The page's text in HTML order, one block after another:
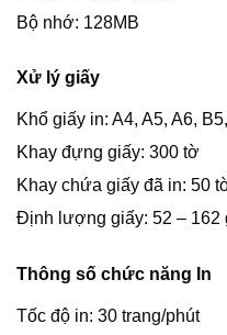
Bộ nhớ: 128MB
Xử lý giấy
Khổ giấy in: A4, A5, A6,
Khay đựng giấy: 300 tờ
Khay chứa giấy đã in: 50
Định lượng giấy: 52 – 162
Thông số chức năng In
Tốc độ in: 30 trang/phút